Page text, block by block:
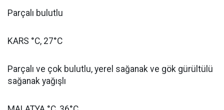
Parçalı bulutlu
KARS °C, 27°C
Parçalı ve çok bulutlu, yerel sağanak ve gök gürültülü
sağanak yağışlı